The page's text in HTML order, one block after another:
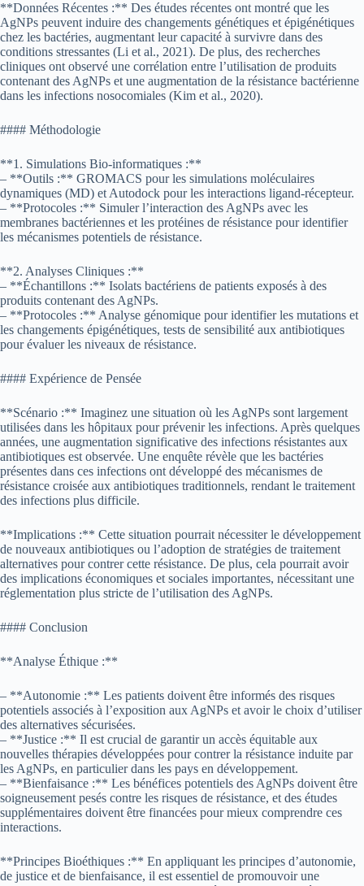
**Données Récentes :** Des études récentes ont montré que les
AgNPs peuvent induire des changements génétiques et épigénétiques
chez les bactéries, augmentant leur capacité à survivre dans des
conditions stressantes (Li et al., 2021). De plus, des recherches
cliniques ont observé une corrélation entre l’utilisation de produits
contenant des AgNPs et une augmentation de la résistance bactérienne
dans les infections nosocomiales (Kim et al., 2020).
#### Méthodologie
**1. Simulations Bio-informatiques :**
– **Outils :** GROMACS pour les simulations moléculaires
dynamiques (MD) et Autodock pour les interactions ligand-récepteur.
– **Protocoles :** Simuler l’interaction des AgNPs avec les
membranes bactériennes et les protéines de résistance pour identifier
les mécanismes potentiels de résistance.
**2. Analyses Cliniques :**
– **Échantillons :** Isolats bactériens de patients exposés à des
produits contenant des AgNPs.
– **Protocoles :** Analyse génomique pour identifier les mutations et
les changements épigénétiques, tests de sensibilité aux antibiotiques
pour évaluer les niveaux de résistance.
#### Expérience de Pensée
**Scénario :** Imaginez une situation où les AgNPs sont largement
utilisées dans les hôpitaux pour prévenir les infections. Après quelques
années, une augmentation significative des infections résistantes aux
antibiotiques est observée. Une enquête révèle que les bactéries
présentes dans ces infections ont développé des mécanismes de
résistance croisée aux antibiotiques traditionnels, rendant le traitement
des infections plus difficile.
**Implications :** Cette situation pourrait nécessiter le développement
de nouveaux antibiotiques ou l’adoption de stratégies de traitement
alternatives pour contrer cette résistance. De plus, cela pourrait avoir
des implications économiques et sociales importantes, nécessitant une
réglementation plus stricte de l’utilisation des AgNPs.
#### Conclusion
**Analyse Éthique :**
– **Autonomie :** Les patients doivent être informés des risques
potentiels associés à l’exposition aux AgNPs et avoir le choix d’utiliser
des alternatives sécurisées.
– **Justice :** Il est crucial de garantir un accès équitable aux
nouvelles thérapies développées pour contrer la résistance induite par
les AgNPs, en particulier dans les pays en développement.
– **Bienfaisance :** Les bénéfices potentiels des AgNPs doivent être
soigneusement pesés contre les risques de résistance, et des études
supplémentaires doivent être financées pour mieux comprendre ces
interactions.
**Principes Bioéthiques :** En appliquant les principes d’autonomie,
de justice et de bienfaisance, il est essentiel de promouvoir une